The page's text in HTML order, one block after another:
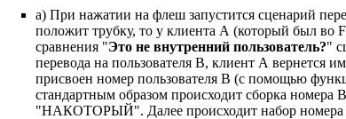
а) При нажатии на флеш запустится сценарий
положит трубку, то у клиента А (который был во
сравнения "Это не внутренний пользователь?"
перевода на пользователя В, клиент А вернется
присвоен номер пользователя В (с помощью
стандартным образом происходит сборка номера
"НАКОТОРЫЙ". Далее происходит набор номера